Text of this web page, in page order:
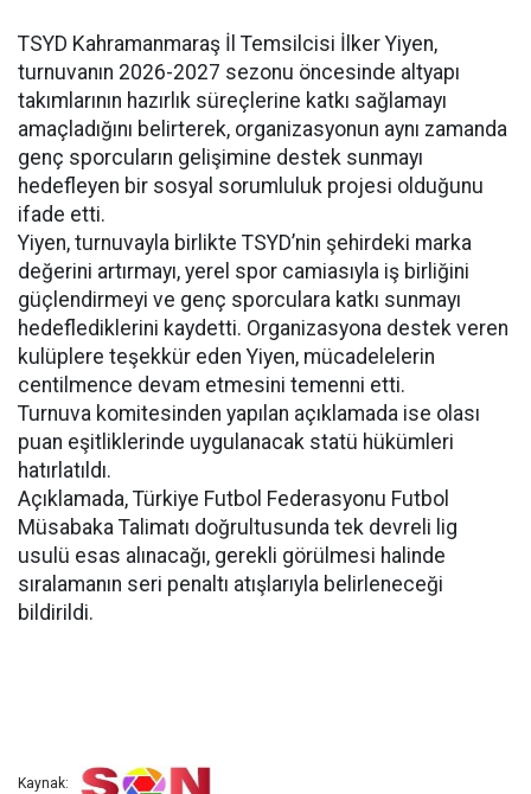
TSYD Kahramanmaraş İl Temsilcisi İlker Yiyen,
turnuvanın 2026-2027 sezonu öncesinde altyapı
takımlarının hazırlık süreçlerine katkı sağlamayı
amaçladığını belirterek, organizasyonun aynı zamanda
genç sporcuların gelişimine destek sunmayı
hedefleyen bir sosyal sorumluluk projesi olduğunu
ifade etti.
Yiyen, turnuvayla birlikte TSYD’nin şehirdeki marka
değerini artırmayı, yerel spor camiasıyla iş birliğini
güçlendirmeyi ve genç sporculara katkı sunmayı
hedeflediklerini kaydetti. Organizasyona destek veren
kulüplere teşekkür eden Yiyen, mücadelelerin
centilmence devam etmesini temenni etti.
Turnuva komitesinden yapılan açıklamada ise olası
puan eşitliklerinde uygulanacak statü hükümleri
hatırlatıldı.
Açıklamada, Türkiye Futbol Federasyonu Futbol
Müsabaka Talimatı doğrultusunda tek devreli lig
usulü esas alınacağı, gerekli görülmesi halinde
sıralamanın seri penaltı atışlarıyla belirleneceği
bildirildi.
Kaynak: